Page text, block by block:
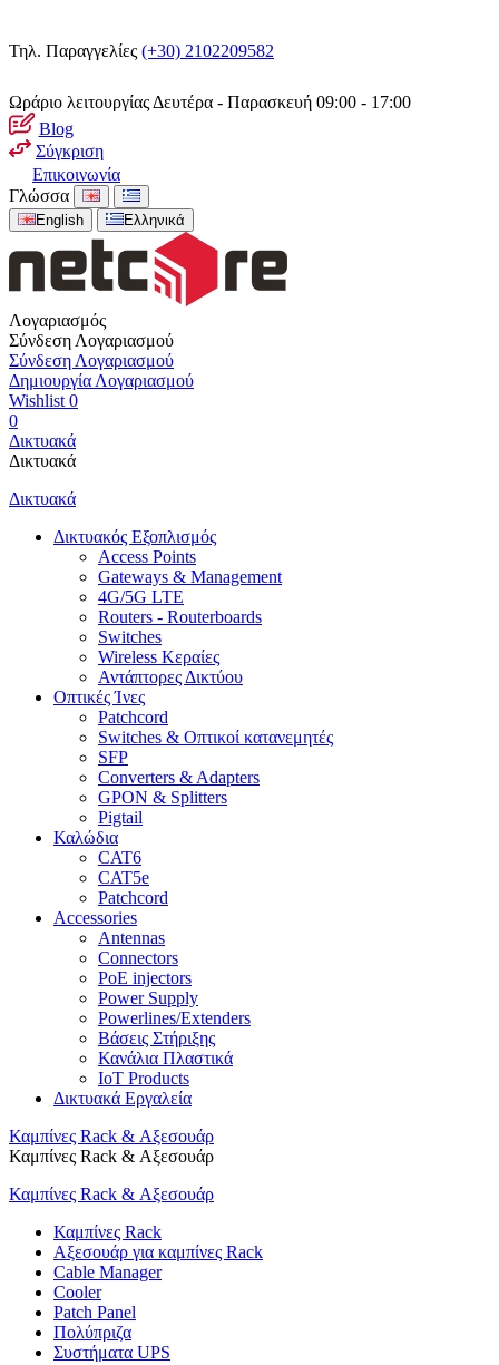
Τηλ. Παραγγελίες (+30) 2102209582
Ωράριο λειτουργίας Δευτέρα - Παρασκευή 09:00 - 17:00
Blog
Σύγκριση
Επικοινωνία
Γλώσσα
English Ελληνικά
Λογαριασμός
Σύνδεση Λογαριασμού
Σύνδεση Λογαριασμού
Δημιουργία Λογαριασμού
Wishlist 0
0
Δικτυακά
Δικτυακά
Δικτυακά
Δικτυακός Εξοπλισμός
Access Points
Gateways & Management
4G/5G LTE
Routers - Routerboards
Switches
Wireless Κεραίες
Αντάπτορες Δικτύου
Οπτικές Ίνες
Patchcord
Switches & Οπτικοί κατανεμητές
SFP
Converters & Adapters
GPON & Splitters
Pigtail
Καλώδια
CAT6
CAT5e
Patchcord
Accessories
Antennas
Connectors
PoE injectors
Power Supply
Powerlines/Extenders
Βάσεις Στήριξης
Κανάλια Πλαστικά
IoT Products
Δικτυακά Εργαλεία
Καμπίνες Rack & Αξεσουάρ
Καμπίνες Rack & Αξεσουάρ
Καμπίνες Rack & Αξεσουάρ
Καμπίνες Rack
Αξεσουάρ για καμπίνες Rack
Cable Manager
Cooler
Patch Panel
Πολύπριζα
Συστήματα UPS